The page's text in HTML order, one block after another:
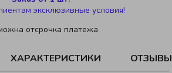
эксклюзивные условия!
отсрочка платежа
ХАРАКТЕРИСТИКИ ОТЗЫВЫ